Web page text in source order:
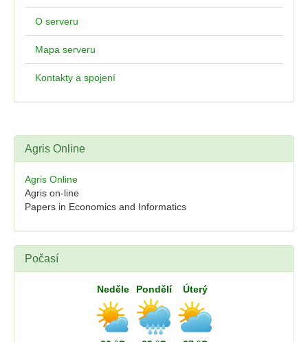
O serveru
Mapa serveru
Kontakty a spojení
Agris Online
Agris Online
Agris on-line
Papers in Economics and Informatics
Počasí
Neděle Pondělí Úterý